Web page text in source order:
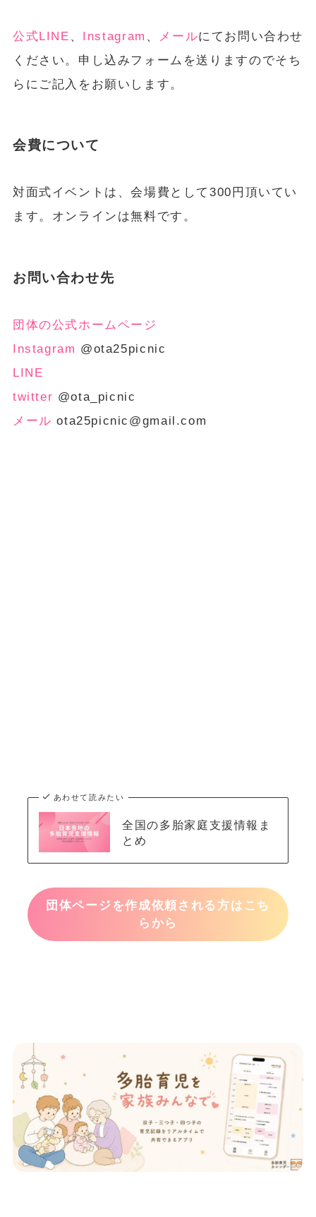
公式LINE 、 Instagram 、 メールにてお問い合わせ
ください。申し込みフォームを送りますのでそち
らにご記入をお願いします。
会費について
対面式イベントは、会場費として300円頂いてい
ます。オンラインは無料です。
お問い合わせ先
団体の公式ホームページ
Instagram @ota25picnic
LINE
twitter @ota_picnic
メール ota25picnic@gmail.com
あわせて読みたい
全国の多胎家庭支援情報ま
とめ
団体ページを作成依頼される方はこち
らから